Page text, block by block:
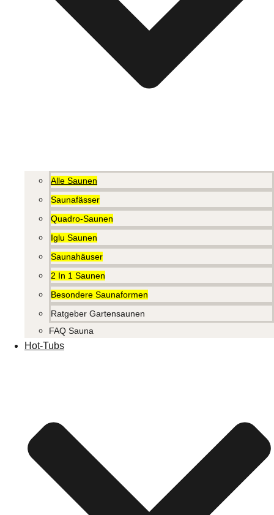
Alle Saunen
Saunafässer
Quadro-Saunen
Iglu Saunen
Saunahäuser
2 In 1 Saunen
Besondere Saunaformen
Ratgeber Gartensaunen
FAQ Sauna
Hot-Tubs